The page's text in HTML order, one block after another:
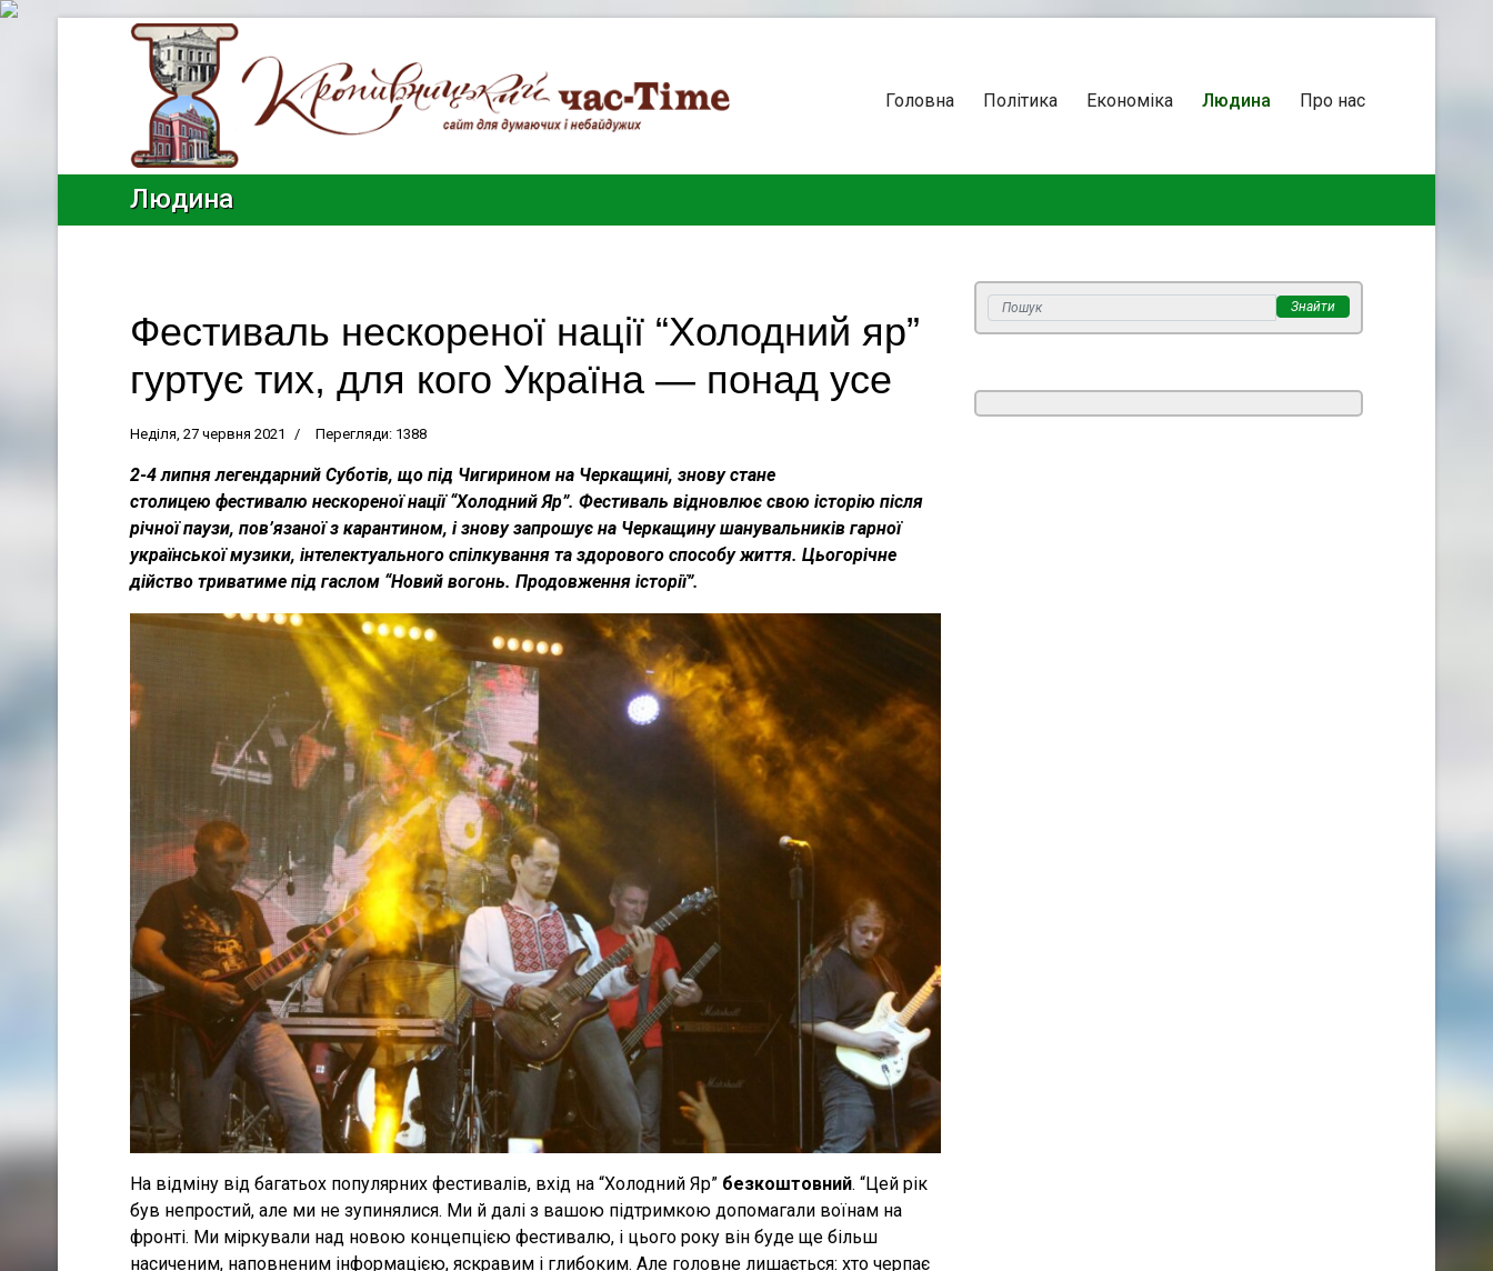
Головна Політика Економіка Людина Про нас
Людина
Фестиваль нескореної нації “Холодний яр”
гуртує тих, для кого Україна — понад усе
Неділя, 27 червня 2021 Перегляди: 1388
2-4 липня легендарний Суботів, що під Чигирином на Черкащині, знову стане
столицею фестивалю нескореної нації “Холодний Яр”. Фестиваль відновлює свою історію після
річної паузи, пов’язаної з карантином, і знову запрошує на Черкащину шанувальників гарної
української музики, інтелектуального спілкування та здорового способу життя. Цьогорічне
дійство триватиме під гаслом “Новий вогонь. Продовження історії”.
На відміну від багатьох популярних фестивалів, вхід на “Холодний Яр” безкоштовний. “Цей рік
був непростий, але ми не зупинялися. Ми й далі з вашою підтримкою допомагали воїнам на
фронті. Ми міркували над новою концепцією фестивалю, і цього року він буде ще більш
насиченим, наповненим інформацією, яскравим і глибоким. Але головне лишається: хто черпає
Знайти